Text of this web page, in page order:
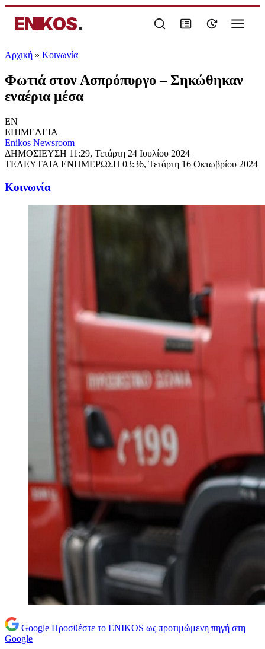
ENIKOS.
Αρχική » Κοινωνία
Φωτιά στον Ασπρόπυργο – Σηκώθηκαν
εναέρια μέσα
EN
ΕΠΙΜΕΛΕΙΑ
Enikos Newsroom
ΔΗΜΟΣΙΕΥΣΗ 11:29, Τετάρτη 24 Ιουλίου 2024
ΤΕΛΕΥΤΑΙΑ ΕΝΗΜΕΡΩΣΗ 03:36, Τετάρτη 16 Οκτωβρίου 2024
Κοινωνία
Google Προσθέστε το ENIKOS ως προτιμώμενη πηγή στη
Google